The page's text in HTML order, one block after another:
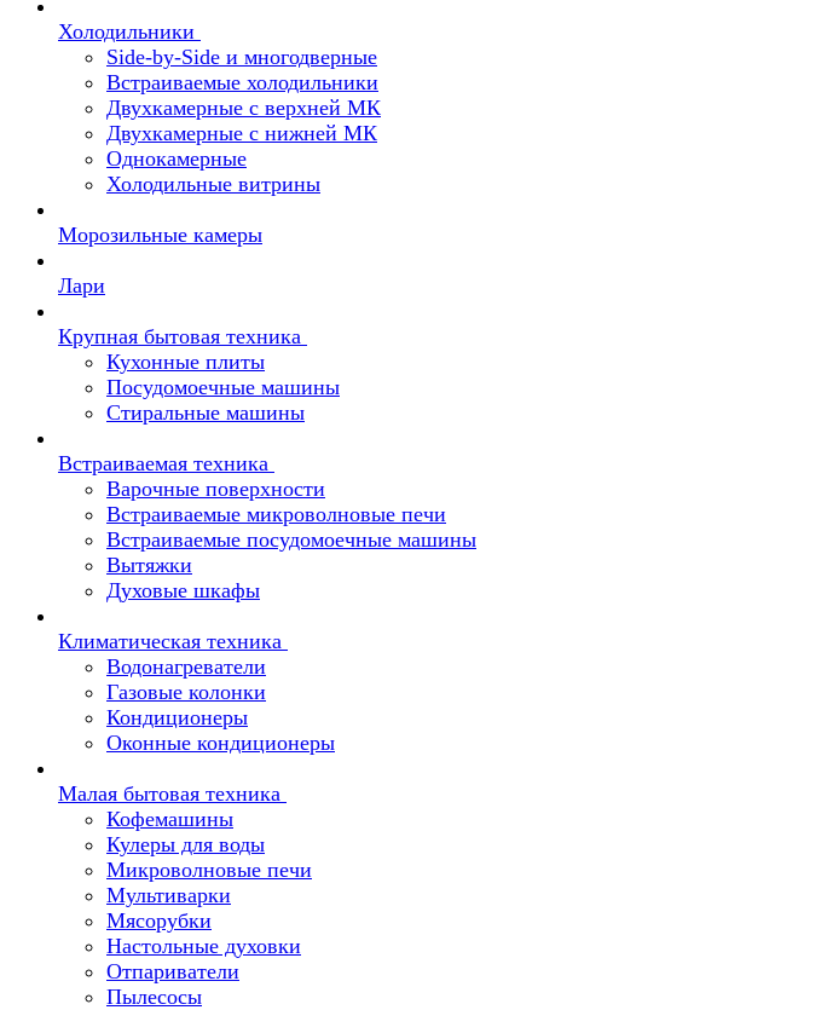
Холодильники
Side-by-Side и многодверные
Встраиваемые холодильники
Двухкамерные с верхней МК
Двухкамерные с нижней МК
Однокамерные
Холодильные витрины
Морозильные камеры
Лари
Крупная бытовая техника
Кухонные плиты
Посудомоечные машины
Стиральные машины
Встраиваемая техника
Варочные поверхности
Встраиваемые микроволновые печи
Встраиваемые посудомоечные машины
Вытяжки
Духовые шкафы
Климатическая техника
Водонагреватели
Газовые колонки
Кондиционеры
Оконные кондиционеры
Малая бытовая техника
Кофемашины
Кулеры для воды
Микроволновые печи
Мультиварки
Мясорубки
Настольные духовки
Отпариватели
Пылесосы